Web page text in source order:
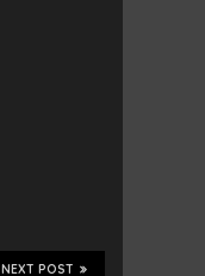
NEXT POST